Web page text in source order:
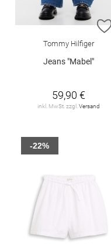
Tommy Hilfiger
Jeans "Mabel"
59,90 €
inkl. MwSt. zzgl. Versand
-22%